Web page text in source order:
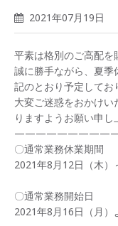
2021年07月19日
平素は格別のご高配を
誠に勝手ながら、夏
記のとおり予定してお
大変ご迷惑をおかけ
りますようお願い申し
〇通常業務休業期間
2021年8月12日（木）
〇通常業務開始日
2021年8月16日（月）